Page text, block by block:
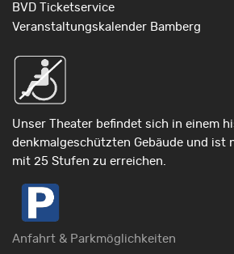
BVD Ticketservice
Veranstaltungskalender Bamberg
Unser Theater befindet sich in einem
denkmalgeschützten Gebäude und ist
mit 25 Stufen zu erreichen.
Anfahrt & Parkmöglichkeiten